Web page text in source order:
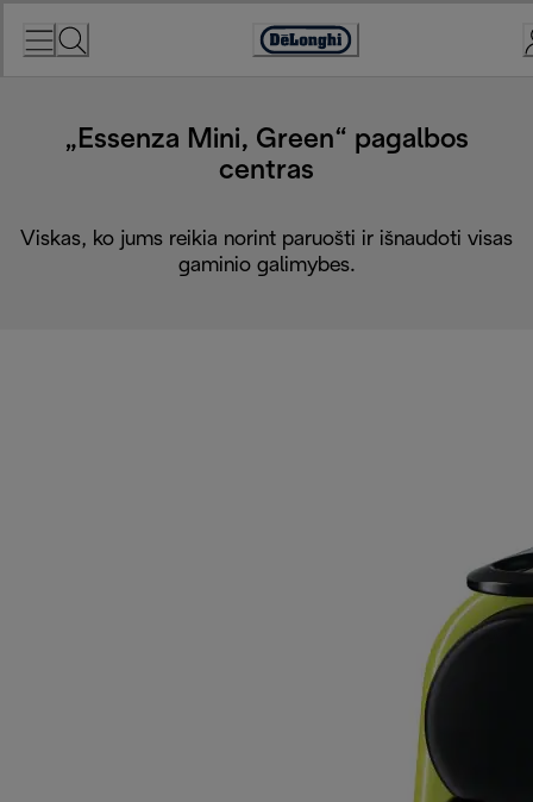
Accessibility
„Essenza Mini, Green“ pagalbos
centras
Viskas, ko jums reikia norint paruošti ir išnaudoti visas
gaminio galimybes.